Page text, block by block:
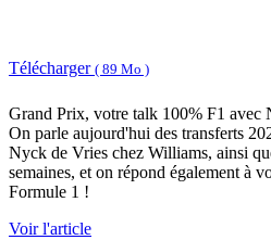
Télécharger ( 89 Mo )
Grand Prix, votre talk 100% F1 avec
On parle aujourd'hui des transferts
Nyck de Vries chez Williams, ainsi
semaines, et on répond également à
Formule 1 !
Voir l'article